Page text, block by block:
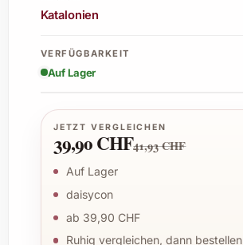
Katalonien
VERFÜGBARKEIT
Auf Lager
JETZT VERGLEICHEN
39,90 CHF41,93 CHF
Auf Lager
daisycon
ab 39,90 CHF
Ruhig vergleichen, dann bestellen